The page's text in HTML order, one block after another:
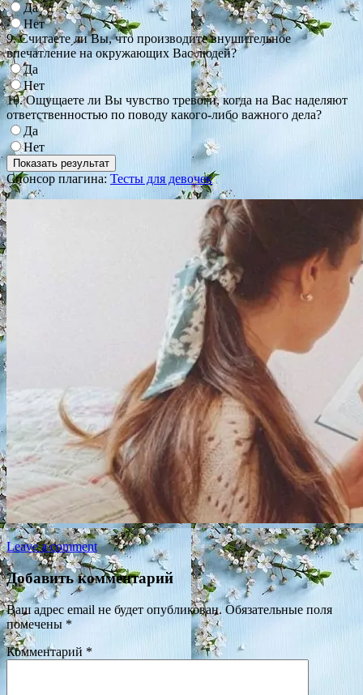
Да
Нет
9. Считаете ли Вы, что производите внушительное
впечатление на окружающих Вас людей?
Да
Нет
10. Ощущаете ли Вы чувство тревоги, когда на Вас наделяют
ответственностью по поводу какого-либо важного дела?
Да
Нет
Спонсор плагина: Тесты для девочек
Leave a comment
Добавить комментарий
Ваш адрес email не будет опубликован. Обязательные поля
помечены *
Комментарий *